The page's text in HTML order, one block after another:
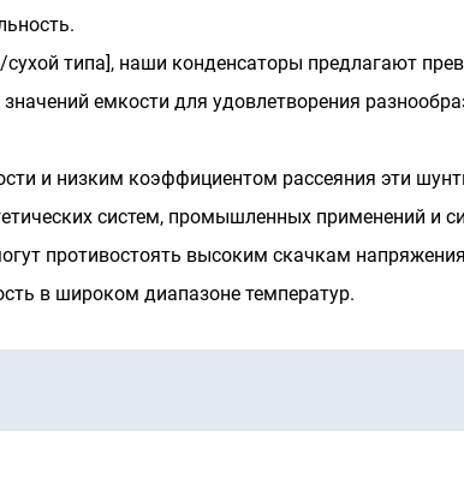
типа], наши конденсаторы предлагают
емкости для удовлетворения
и низким коэффициентом рассеяния эти
систем, промышленных применений и
противостоять высоким скачкам
в широком диапазоне температур.